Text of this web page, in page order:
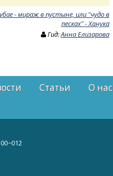
- мираж в пустыне, или "чудо в
песках" - Ханука
Гид:Анна Елизарова
Статьи О нас